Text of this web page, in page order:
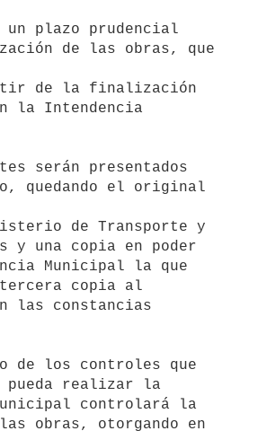
un plazo prudencial
de las obras, que
de la finalización
la Intendencia
quedando el original
de Transporte y
y una copia en poder
Municipal la que
copia al
las constancias
realizar la
controlará la
obras, otorgando en